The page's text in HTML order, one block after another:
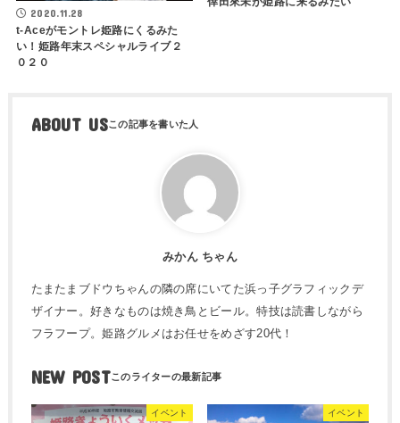
2020.11.28
t-Aceがモントレ姫路にくるみた
い！姫路年末スペシャルライブ２
０２０
ABOUT US
みかん ちゃん
たまたまブドウちゃんの隣の席にいてた浜っ子グラフィックデ
ザイナー。好きなものは焼き鳥とビール。特技は読書しながら
フラフープ。姫路グルメはお任せをめざす20代！
NEW POST
イベント イベント